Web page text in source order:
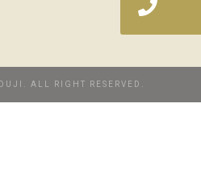
ALL RIGHT RESERVED.